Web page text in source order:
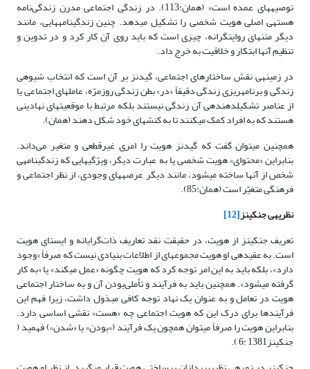
توصیه‏های عمده است» (همان:113). در زندگی اجتماعی مدرن زندگی‌نامه
هسته­ی اصلی هویت شخصی را تشکیل می‏دهد. چنین زندگینامه‏هایی، مانند
دیگر متن‏های روایت‏گرانه، چیزی است که باید روی آن کار کرد و در تدوین و
تنظیم آن­ها ابتکار و خلاقیت به خرج داد.
در زمینه­ی نقش ساختارهای اجتماعی، گیدنز بر آن است که انتخاب شیوه­ی
زندگی و برنامه‏­ریزی زندگی دقیقاً «در» بطن زندگی روزمرّه، عامل‏های اجتماعی یا
از عناصر تشکیل‏دهنده­ی آن زندگی نیستند بلکه مرتبط با موقعیت‏های نهادینی
هستند که به افراد کمک می‏کنند تا به کنش‏های خود شکل دهند (همان).
همچنین می­توان گفت که گیدنز هویت را امری غیرقطعی و متغیر می‌داند.
بنابراین «محتوای» هویت شخصی یا به عبارت دیگر، ویژگی‏هایی که زندگینامه­ی
شخص از آن­ها ساخته می‏شود، مانند دیگر عرصه‏های وجودی، از نظر اجتماعی و
فرهنگی متغیّر است (همان:85).
نظریه­ی جنکینز[12]
تعریف جنکینز از هویت، در حقیقت نقد تعاریف ذات‌گرایانه و ایستای هویت
است. به عقیده­ی او هویت مجموعه‏ای از اطلاعات بنیادی نیست که صرفاً «وجود
دارد»، بلکه باید به این امر توجه کرد که هویت چگونه «عمل می‏کند» یا «به کار
گرفته می‏شود». همچنین باید به فرآیند و تأملی‌بودن آن و به ساختار اجتماعی
هویت در تعامل و به عنوان یک نهاد توجه کافی مبذول داشت، زیرا فهم این
فرآیندها برای درک این که هویت اجتماعی چه «هست» نقشی اساسی دارد.
بنابراین هویت را صرفاً می‏توان همچون یک فرآیند («بودن» یا «شدن») فهمید (
جنکینز1381 :6 ).